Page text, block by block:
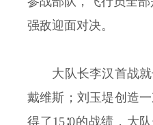
强敌迎面对决。
大队长李汉首战
戴维斯；刘玉堤创造
得了15∶0的战绩，大